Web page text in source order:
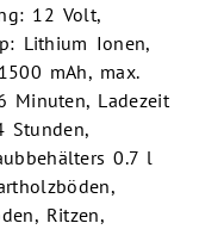
12 Volt,
Lithium Ionen,
mAh, max.
Minuten, Ladezeit
Stunden,
0.7 l
Ritzen,